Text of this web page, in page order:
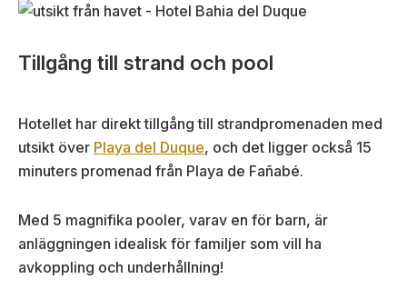
Tillgång till strand och pool
Hotellet har direkt tillgång till strandpromenaden med
utsikt över Playa del Duque, och det ligger också 15
minuters promenad från Playa de Fañabé.
Med 5 magnifika pooler, varav en för barn, är
anläggningen idealisk för familjer som vill ha
avkoppling och underhållning!